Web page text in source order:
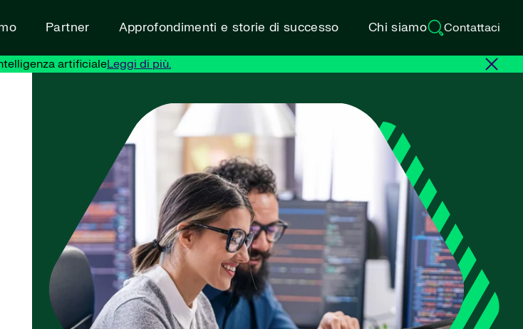
Partner Approfondimenti e storie di successo Chi siamo Contattaci
artificialeLeggi di più.